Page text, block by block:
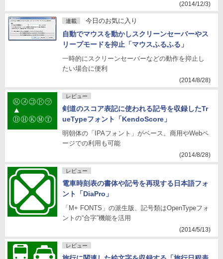
(2014/12/3)
連載 今日のお気に入り
自動でマウスを動かしスクリーンセーバーやス
リープモードを抑止「マウスふるふる」
一時的にスクリーンセーバーなどの動作を抑止し
たい場合に便利
(2014/8/28)
レビュー
剣道のスコア表記に使われる記号を収録したTr
ueTypeフォント「KendoScore」
明朝体の「IPAフォント」がベース。商用やWebペ
ージでの利用も可能
(2014/8/28)
レビュー
電車時刻表の書体や記号を再現する日本語フォ
ント「DiaPro」
「M+ FONTS」の派生版、記号類はOpenTypeフォ
ントの“合字”機能を活用
(2014/5/13)
レビュー